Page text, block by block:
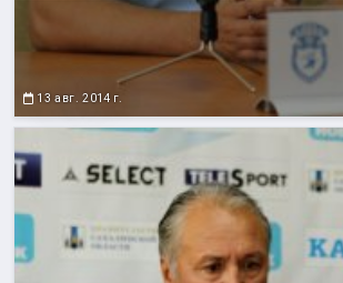
13 авг. 2014 г.